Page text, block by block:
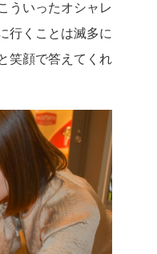
ういったオシャレ
行くことは滅多に
笑顔で答えてくれ